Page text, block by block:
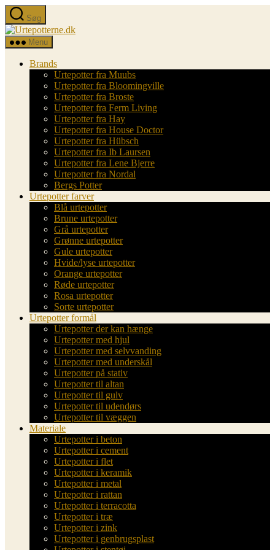
Spring
til
indholdet
Søg
Urtepotterne.dk
Menu
Brands
Urtepotter fra Muubs
Urtepotter fra Bloomingville
Urtepotter fra Broste
Urtepotter fra Ferm Living
Urtepotter fra Hay
Urtepotter fra House Doctor
Urtepotter fra Hübsch
Urtepotter fra Ib Laursen
Urtepotter fra Lene Bjerre
Urtepotter fra Nordal
Bergs Potter
Urtepotter farver
Blå urtepotter
Brune urtepotter
Grå urtepotter
Grønne urtepotter
Gule urtepotter
Hvide/lyse urtepotter
Orange urtepotter
Røde urtepotter
Rosa urtepotter
Sorte urtepotter
Urtepotter formål
Urtepotter der kan hænge
Urtepotter med hjul
Urtepotter med selvvanding
Urtepotter med underskål
Urtepotter på stativ
Urtepotter til altan
Urtepotter til gulv
Urtepotter til udendørs
Urtepotter til væggen
Materiale
Urtepotter i beton
Urtepotter i cement
Urtepotter i flet
Urtepotter i keramik
Urtepotter i metal
Urtepotter i rattan
Urtepotter i terracotta
Urtepotter i træ
Urtepotter i zink
Urtepotter i genbrugsplast